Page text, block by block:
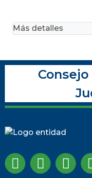
Más detalles